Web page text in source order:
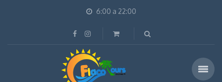
6:00 a 22:00